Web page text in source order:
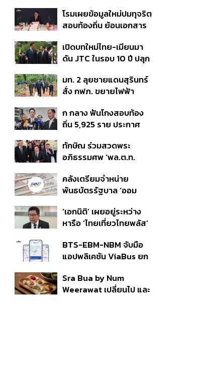
สหรัฐฯ-ญี่ปุ่น Standard
Chartered เปิดเป้าสิ้นปีนี้
ต่อดอลลาร์
โรมเผยข้อมูลใหม่ปมทุจริต
สอบท้องถิ่น ย้อนเอกสาร
อนุทิน จ่อสอบต่อเอี่ยว
ตัดตอน ม.บูรพา หรือไม่
เปิดบทใหม่ไทย-เมียนมา
ดัน JTC ในรอบ 10 ปี ปลุก
ชายแดน ท่าเรือน้ำลึก
ทวาย
มท. 2 ลุยชายแดนสุรินทร์
สั่ง กฟภ. ขยายไฟฟ้า
350’ เสริมความมั่นคง
ชายแดน
ก กลาง ฟันโกงสอบท้อง
ถิ่น 5,925 ราย ประกาศ
ราย รอ ป.ป.ช. ขีดเส้นแล้ว
เสร็จ 31 ส.ค.
ทักษิณ ร่วมสวดพระ
อภิธรรมศพ ‘พล.ต.ท.
สิน’ สิริอายุ 103 ปี แกนนำ
เพื่อไทย-บุคคลหลาก
คลังเตรียมจำหน่าย
พันธบัตรรัฐบาล ‘ออม
ก.ย.นี้ อาจเพิ่มสัดส่วนการ
ขายแบบ Small Lot First
‘เอกนิติ’ เผยอยู่ระหว่าง
หารือ ‘ไทยเที่ยวไทยพลัส’
แสนล้าน มั่นใจงบต่อ ‘ไทย
ช่วยไทย พลัส’ เฟส 2 มี
BTS-EBM-NBM จับมือ
แอปพลิเคชัน ViaBus ยก
รถไฟฟ้า 3 สายแบบเรียล
ไทม์
Sra Bua by Num
Weerawat เปลี่ยนไป และ